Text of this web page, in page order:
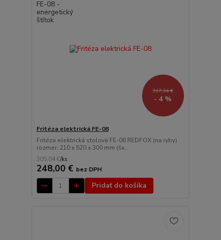
317,34 €
- 4 %
Fritéza elektrická FE-08
Fritéza elektrická stolová FE-08 REDFOX (na ryby)
rozmer: 210 x 520 x 300 mm (šx...
305,04 €/ks
248,00 € bez DPH
Pridať do košíka